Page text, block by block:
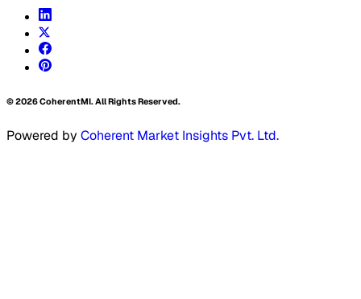
©2026CoherentMI. All Rights Reserved.
Powered by Coherent Market Insights Pvt. Ltd.